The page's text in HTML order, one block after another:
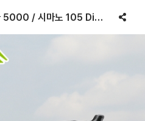
2025 메리다 스컬트라 5000 / 시마노 105 Di2 / 올라운드 로드자전거